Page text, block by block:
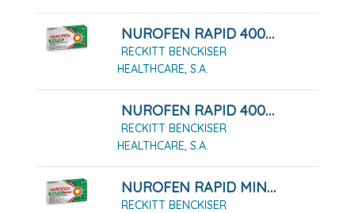
NUROFEN RAPID 400 MG CÁPSULAS BLANDAS, 10 CÁPSULAS
RECKITT BENCKISER
HEALTHCARE, S.A.
NUROFEN RAPID 400 MG CÁPSULAS BLANDAS, 20 CÁPSULAS
RECKITT BENCKISER
HEALTHCARE, S.A.
NUROFEN RAPID MINI 400 MG CAPSULAS BLANDAS, 10 Cápsulas
RECKITT BENCKISER